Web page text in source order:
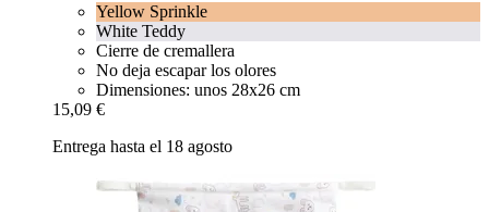
Yellow Sprinkle
White Teddy
Cierre de cremallera
No deja escapar los olores
Dimensiones: unos 28x26 cm
15,09 €
Entrega hasta el 18 agosto